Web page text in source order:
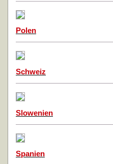
Polen
Schweiz
Slowenien
Spanien